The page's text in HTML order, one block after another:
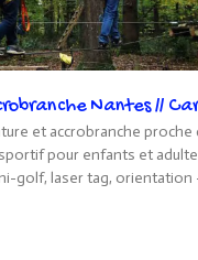
Nantes //
et accrobranche proche
pour enfants et
golf, laser tag, orientation